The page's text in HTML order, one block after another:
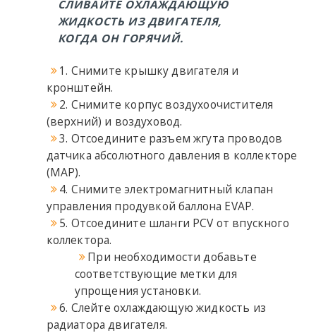
СЛИВАЙТЕ ОХЛАЖДАЮЩУЮ
ЖИДКОСТЬ ИЗ ДВИГАТЕЛЯ,
КОГДА ОН ГОРЯЧИЙ.
1. Снимите крышку двигателя и
кронштейн.
2. Снимите корпус воздухоочистителя
(верхний) и воздуховод.
3. Отсоедините разъем жгута проводов
датчика абсолютного давления в коллекторе
(MAP).
4. Снимите электромагнитный клапан
управления продувкой баллона EVAP.
5. Отсоедините шланги PCV от впускного
коллектора.
При необходимости добавьте
соответствующие метки для
упрощения установки.
6. Слейте охлаждающую жидкость из
радиатора двигателя.